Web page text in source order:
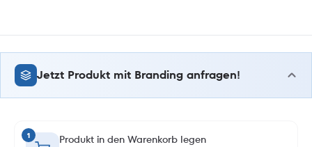
Jetzt Produkt mit Branding anfragen!
1 Produkt in den Warenkorb legen